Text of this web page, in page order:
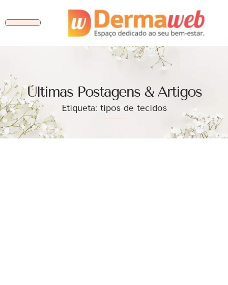
Ùltimas Postagens & Artigos
Etiqueta: tipos de tecidos